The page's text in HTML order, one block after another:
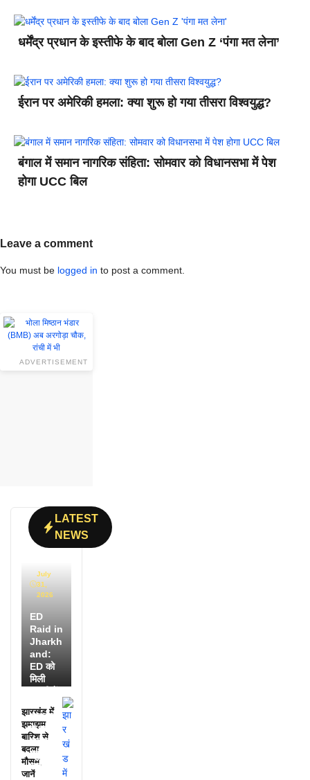
धर्मेंद्र प्रधान के इस्तीफे के बाद बोला Gen Z ‘पंगा मत लेना’
ईरान पर अमेरिकी हमला: क्या शुरू हो गया तीसरा विश्वयुद्ध?
बंगाल में समान नागरिक संहिता: सोमवार को विधानसभा में पेश
होगा UCC बिल
Leave a comment
You must be logged in to post a comment.
ADVERTISEMENT
LATEST
NEWS
July
31,
2026
ED
Raid in
Jharkh
and:
ED को
मिली
25
अफसरों
के नाम,
हर महीने
पहुंचते थे
लाखों!
झारखंड में
झमाझम
बारिश से
बदला
मौसम,
जानें